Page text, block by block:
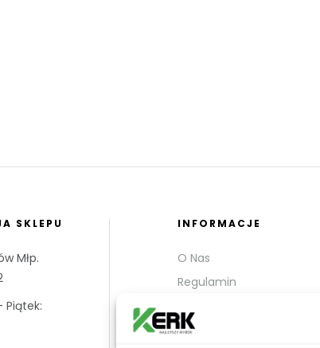
SKLEPU
Młp.
Piątek:
INFORMACJE
O Nas
Regulamin
Polityka prywatności